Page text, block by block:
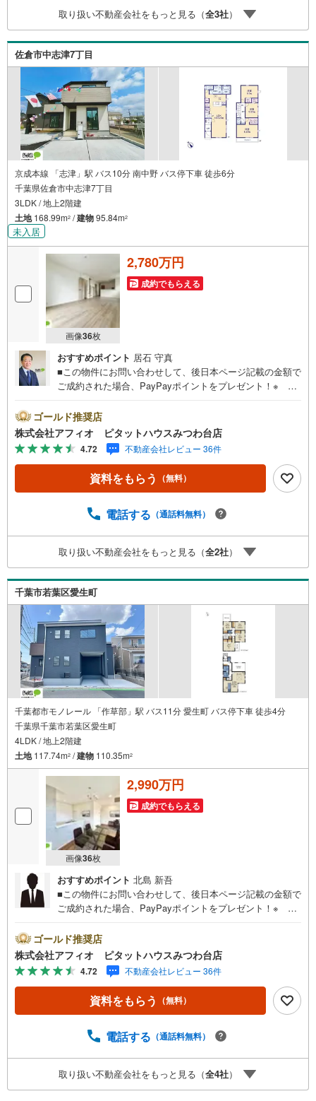
葉県の不動産のことなら株式会社アフィオにお任せくださ
い！● お客様の一生の宝物になるお家探しの、心強いパー
トナーになれるよう全力でサポート致します！ご見学やご
相談には迅速にご対応致します！お気軽にお問合せ下さい
ませ！
取り扱い不動産会社をもっと見る（全3社）
佐倉市中志津7丁目
京成本線 「志津」駅 バス10分 南中野 バス停下車 徒歩6分
千葉県佐倉市中志津7丁目
3LDK / 地上2階建
土地168.99m2 /建物95.84m2
未入居
画像36枚
2,780万円
成約でもらえる
おすすめポイント 居石 守真
■この物件にお問い合わせして、後日本ページ記載の金額で
ご成約された場合、PayPayポイントをプレゼント！※ 条
中‥365日ご案内いつでも大歓迎!!小・中学校徒歩10分圏内
とお子様の通学安心公園も近隣に複数あり、子育て世代に
も嬉しい住環境■リビング全体を見渡せるカウンターキッチ
ン■LDK広々18帖！家族みんなでのんびり寛げます■食料品
の保存に便利なパントリー■コミュニケーションが増えるリ
ビングイン階段■タンスいらずでスッキリ片付くウォークイ
希望のお家探しが楽々できます。‥株式会社アフィオで今
のことなら株式会社アフィオにお任せください！● お客様
の一生の宝物になるお家探しの、心強いパートナーになれ
るよう全力でサポート致します！ご見学やご相談には迅速
にご対応致します！お気軽にお問合せ下さいませ！
ゴールド推奨店
株式会社アフィオ ピタットハウスみつわ台店
4.72 不動産会社レビュー 36件
資料をもらう （無料）
電話する （通話料無料）
取り扱い不動産会社をもっと見る（全2社）
千葉市若葉区愛生町
千葉都市モノレール 「作草部」駅 バス11分 愛生町 バス停下車 徒歩4分
千葉県千葉市若葉区愛生町
4LDK / 地上2階建
土地117.74m2 /建物 110.35m2
画像36枚
2,990万円
成約でもらえる
おすすめポイント 北島 新吾
■この物件にお問い合わせして、後日本ページ記載の金額で
ご成約された場合、PayPayポイントをプレゼント！※ 条
中‥365日ご案内いつでも大歓迎!!・草野小学校まで徒歩10
分・草野中学校まで徒歩11分公園も近く、周辺施設充実子
育て世代にも優しい住環境 毎日の生活が豊かになる充実の
設備仕様*。■18帖の広々LDK■おしゃれで開放感溢れる折上
天井■リビング全体を見渡せるカウンターキッチン■部屋数
豊富2階4部屋■雨風から車を守れるビルトインガレージ●お
会社アフィオにお任せください！● お客様の一生の宝物に
ポート致します！ご見学やご相談には迅速にご対応致しま
す！お気軽にお問合せ下さいませ！
ゴールド推奨店
株式会社アフィオ ピタットハウスみつわ台店
4.72 不動産会社レビュー 36件
資料をもらう （無料）
電話する （通話料無料）
取り扱い不動産会社をもっと見る（全4社）